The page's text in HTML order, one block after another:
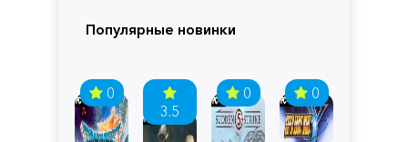
Популярные новинки
0
3.5
0 0